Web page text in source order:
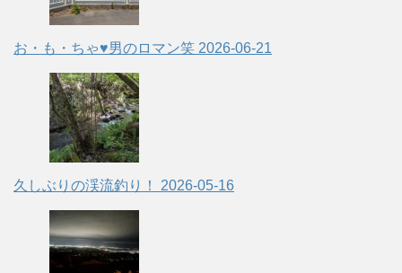
お・も・ちゃ♥男のロマン笑 2026-06-21
久しぶりの渓流釣り！ 2026-05-16